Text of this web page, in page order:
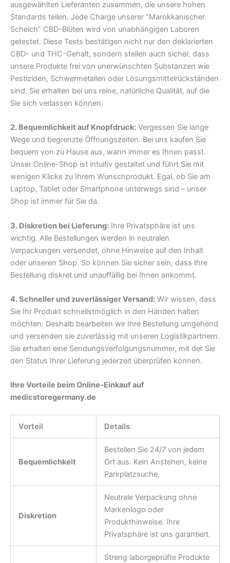
ausgewählten Lieferanten zusammen, die unsere hohen
Standards teilen. Jede Charge unserer “Marokkanischer
Scheich” CBD-Blüten wird von unabhängigen Laboren
getestet. Diese Tests bestätigen nicht nur den deklarierten
CBD- und THC-Gehalt, sondern stellen auch sicher, dass
unsere Produkte frei von unerwünschten Substanzen wie
Pestiziden, Schwermetallen oder Lösungsmittelrückständen
sind. Sie erhalten bei uns reine, natürliche Qualität, auf die
Sie sich verlassen können.
2. Bequemlichkeit auf Knopfdruck: Vergessen Sie lange
Wege und begrenzte Öffnungszeiten. Bei uns kaufen Sie
bequem von zu Hause aus, wann immer es Ihnen passt.
Unser Online-Shop ist intuitiv gestaltet und führt Sie mit
wenigen Klicks zu Ihrem Wunschprodukt. Egal, ob Sie am
Laptop, Tablet oder Smartphone unterwegs sind – unser
Shop ist immer für Sie da.
3. Diskretion bei Lieferung: Ihre Privatsphäre ist uns
wichtig. Alle Bestellungen werden in neutralen
Verpackungen versendet, ohne Hinweise auf den Inhalt
oder unseren Shop. So können Sie sicher sein, dass Ihre
Bestellung diskret und unauffällig bei Ihnen ankommt.
4. Schneller und zuverlässiger Versand: Wir wissen, dass
Sie Ihr Produkt schnellstmöglich in den Händen halten
möchten. Deshalb bearbeiten wir Ihre Bestellung umgehend
und versenden sie zuverlässig mit unseren Logistikpartnern.
Sie erhalten eine Sendungsverfolgungsnummer, mit der Sie
den Status Ihrer Lieferung jederzeit überprüfen können.
Ihre Vorteile beim Online-Einkauf auf
medicstoregermany.de
Vorteil Details
Bequemlichkeit
Bestellen Sie 24/7 von jedem
Ort aus. Kein Anstehen, keine
Parkplatzsuche.
Diskretion
Neutrale Verpackung ohne
Markenlogo oder
Produkthinweise. Ihre
Privatsphäre ist uns garantiert.
Streng laborgeprüfte Produkte